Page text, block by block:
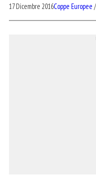
17 Dicembre 2016Coppe Europee /